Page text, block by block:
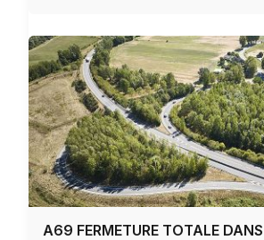
A69 FERMETURE TOTALE